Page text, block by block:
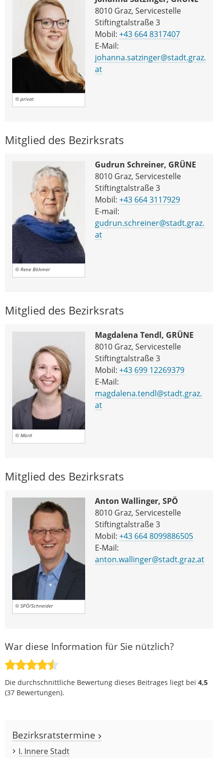
© privat
8010 Graz, Servicestelle
Stiftingtalstraße 3
Mobil: +43 664 8317407
E-Mail:
johanna.satzinger@stadt.graz.
at
Mitglied des Bezirksrats
© Rene Böhmer
Gudrun Schreiner, GRÜNE
8010 Graz, Servicestelle
Stiftingtalstraße 3
Mobil: +43 664 3117929
E-mail:
gudrun.schreiner@stadt.graz.
at
Mitglied des Bezirksrats
© Mörtl
Magdalena Tendl, GRÜNE
8010 Graz, Servicestelle
Stiftingtalstraße 3
Mobil: +43 699 12269379
E-Mail:
magdalena.tendl@stadt.graz.
at
Mitglied des Bezirksrats
© SPÖ/Schneider
Anton Wallinger, SPÖ
8010 Graz, Servicestelle
Stiftingtalstraße 3
Mobil: +43 664 8099886505
E-Mail:
anton.wallinger@stadt.graz.at
War diese Information für Sie nützlich?
Die durchschnittliche Bewertung dieses Beitrages liegt bei 4,5
(37 Bewertungen).
Bezirksratstermine
I. Innere Stadt